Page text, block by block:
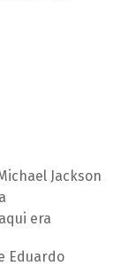
Jackson
era
Eduardo